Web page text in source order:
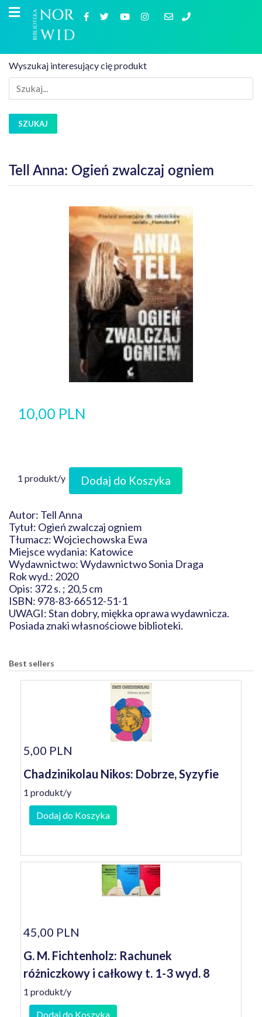
Wyszukaj interesujący cię produkt
SZUKAJ
Tell Anna: Ogień zwalczaj ogniem
10,00 PLN
1 produkt/y Dodaj do Koszyka
Autor: Tell Anna
Tytuł: Ogień zwalczaj ogniem
Tłumacz: Wojciechowska Ewa
Miejsce wydania: Katowice
Wydawnictwo: Wydawnictwo Sonia Draga
Rok wyd.: 2020
Opis: 372 s. ; 20,5 cm
ISBN: 978-83-66512-51-1
UWAGI: Stan dobry, miękka oprawa wydawnicza.
Posiada znaki własnościowe biblioteki.
Best sellers
5,00 PLN
Chadzinikolau Nikos: Dobrze, Syzyfie
1 produkt/y
Dodaj do Koszyka
45,00 PLN
G. M. Fichtenholz: Rachunek
różniczkowy i całkowy t. 1-3 wyd. 8
1 produkt/y
Dodaj do Koszyka